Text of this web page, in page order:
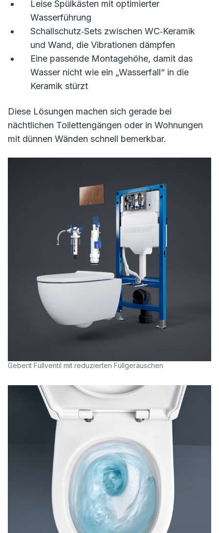
Leise Spülkästen mit optimierter
Wasserführung
Schallschutz‑Sets zwischen WC‑Keramik
und Wand, die Vibrationen dämpfen
Eine passende Montagehöhe, damit das
Wasser nicht wie ein „Wasserfall“ in die
Keramik stürzt
Diese Lösungen machen sich gerade bei
nächtlichen Toilettengängen oder in Wohnungen
mit dünnen Wänden schnell bemerkbar.
Geberit Füllventil mit reduzierten Füllgeräuschen